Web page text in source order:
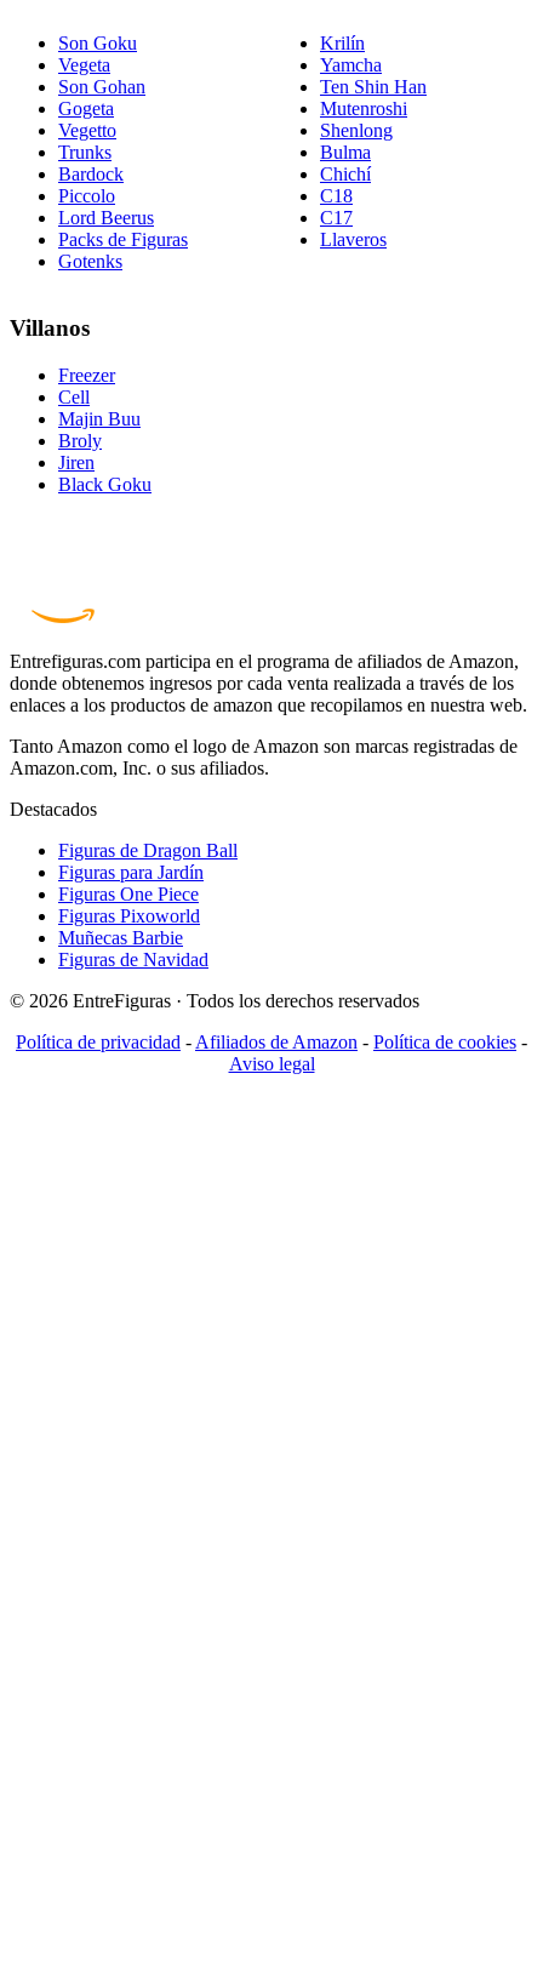
Son Goku
Vegeta
Son Gohan
Gogeta
Vegetto
Trunks
Bardock
Piccolo
Lord Beerus
Packs de Figuras
Gotenks
Krilín
Yamcha
Ten Shin Han
Mutenroshi
Shenlong
Bulma
Chichí
C18
C17
Llaveros
Villanos
Freezer
Cell
Majin Buu
Broly
Jiren
Black Goku
Entrefiguras.com participa en el programa de afiliados de Amazon,
donde obtenemos ingresos por cada venta realizada a través de los
enlaces a los productos de amazon que recopilamos en nuestra web.
Tanto Amazon como el logo de Amazon son marcas registradas de
Amazon.com, Inc. o sus afiliados.
Destacados
Figuras de Dragon Ball
Figuras para Jardín
Figuras One Piece
Figuras Pixoworld
Muñecas Barbie
Figuras de Navidad
© 2026 EntreFiguras · Todos los derechos reservados
Política de privacidad - Afiliados de Amazon - Política de cookies -
Aviso legal